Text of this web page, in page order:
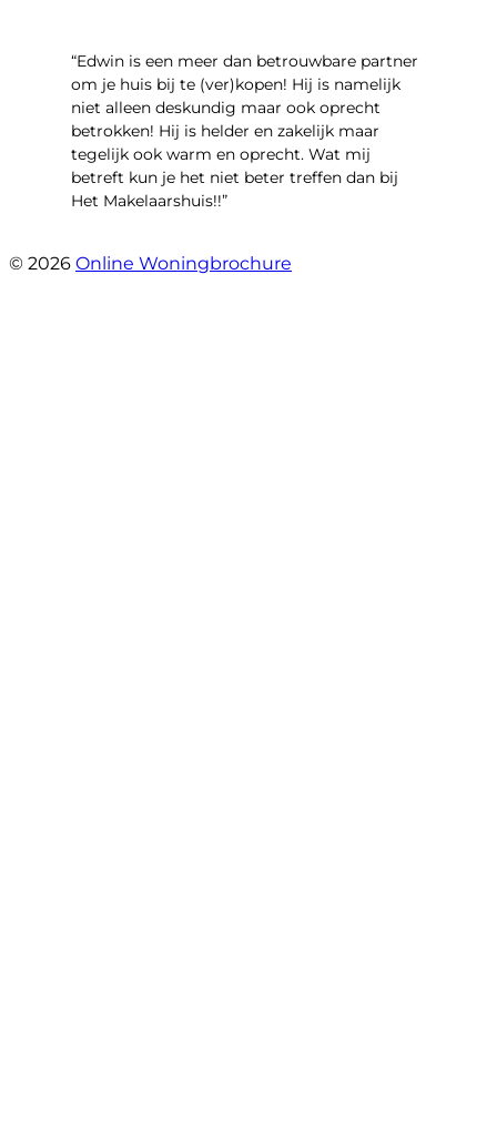
“Edwin is een meer dan betrouwbare partner
om je huis bij te (ver)kopen! Hij is namelijk
niet alleen deskundig maar ook oprecht
betrokken! Hij is helder en zakelijk maar
tegelijk ook warm en oprecht. Wat mij
betreft kun je het niet beter treffen dan bij
Het Makelaarshuis!!”
© 2026 Online Woningbrochure